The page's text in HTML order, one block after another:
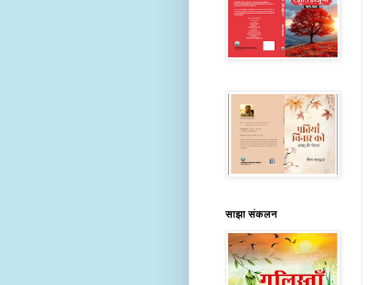
साझा संकलन